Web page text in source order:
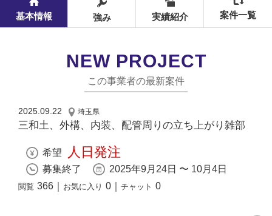
基本情報 強み 実績紹介 案件一覧
NEW PROJECT
この事業者の最新案件
2025.09.22 埼玉県
三和土、外構、内装、配管周りの立ち上がり雑部
希望 人日発注
募集終了 2025年9月24日 〜 10月4日
閲覧 366 お気に入り 0 チャット 0